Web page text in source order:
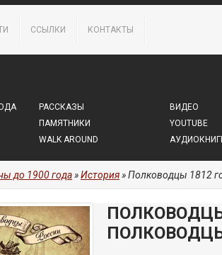
ССЫЛКИ КОНТАКТЫ
РАССКАЗЫ
ПАМЯТНИКИ
WALK AROUND
ВИДЕО
YOUTUBE
до 1900 года»История» Полководцы 1812